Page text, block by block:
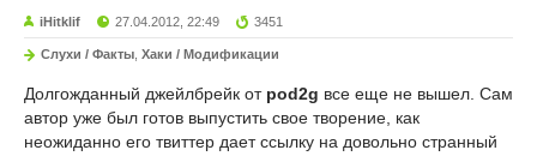
iHitklif 27.04.2012, 22:49 3451
Слухи / Факты Хаки / Модификации
Долгожданный джейлбрейк от pod2g все еще не вышел. Сам
автор уже был готов выпустить свое творение, как
неожиданно его твиттер дает ссылку на довольно странный